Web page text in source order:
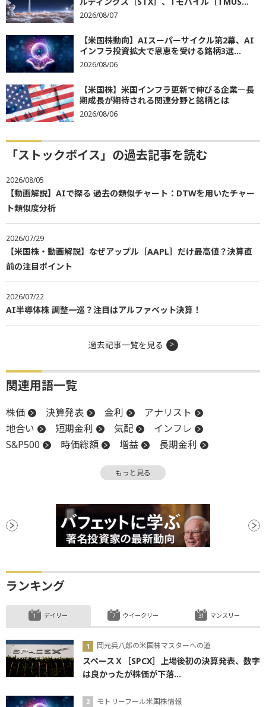
2026/08/07
【米国株動向】AIスーパーサイクル第2幕、AI
インフラ投資拡大で恩恵を受ける銘柄3選...
2026/08/06
【米国株】米国インフラ更新で伸びる企業―長
期成長が期待される関連分野と銘柄とは
2026/08/06
「ストックボイス」の過去記事を読む
2026/08/05
【動画解説】AIで探る 過去の類似チャート：DTWを用いたチャー
ト類似度分析
2026/07/29
【米国株・動画解説】なぜアップル［AAPL］だけ最高値？決算直
前の注目ポイント
2026/07/22
AI半導体株 調整一巡？注目はアルファベット決算！
過去記事一覧を見る
関連用語一覧
株価 決算発表 金利
アナリスト
地合い
短期金利 気配
インフレ
S&P500
時価総額 増益
長期金利
もっと見る
ランキング
デイリー
岡元兵八郎の米国株マスターへの道
スペースＸ［SPCX］上場後初の決算発表、数字
は良かったが株価が下落...
モトリーフール米国株情報
ウイークリー マンスリー